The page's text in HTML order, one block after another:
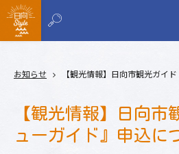
お知らせ 【観光情報】日向市観光ガイ
【観光情報】日向市
ューガイド』申込に